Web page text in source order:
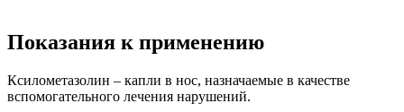
Показания к применению
Ксилометазолин – капли в нос, назначаемые в качестве
вспомогательного лечения нарушений.